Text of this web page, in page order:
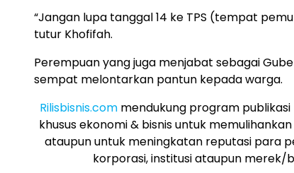
“Jangan lupa tanggal 14 ke TPS (tempat
tutur Khofifah.
Perempuan yang juga menjabat sebagai
sempat melontarkan pantun kepada warga.
Rilisbisnis.commendukung program publikasi
khusus ekonomi & bisnis untuk
ataupun untuk meningkatan reputasi para
korporasi, institusi ataupun merek/